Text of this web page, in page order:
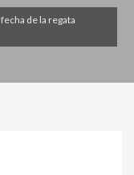
de la regata